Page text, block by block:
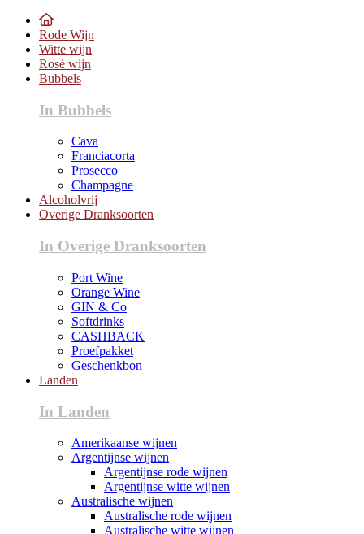
Rode Wijn
Witte wijn
Rosé wijn
Bubbels
In Bubbels
Cava
Franciacorta
Prosecco
Champagne
Alcoholvrij
Overige Dranksoorten
In Overige Dranksoorten
Port Wine
Orange Wine
GIN & Co
Softdrinks
CASHBACK
Proefpakket
Geschenkbon
Landen
In Landen
Amerikaanse wijnen
Argentijnse wijnen
Argentijnse rode wijnen
Argentijnse witte wijnen
Australische wijnen
Australische rode wijnen
Australische witte wijnen